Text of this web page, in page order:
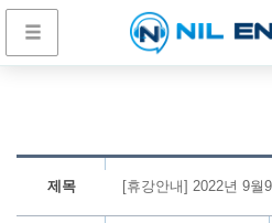
제목 [휴강안내] 2022년 9월